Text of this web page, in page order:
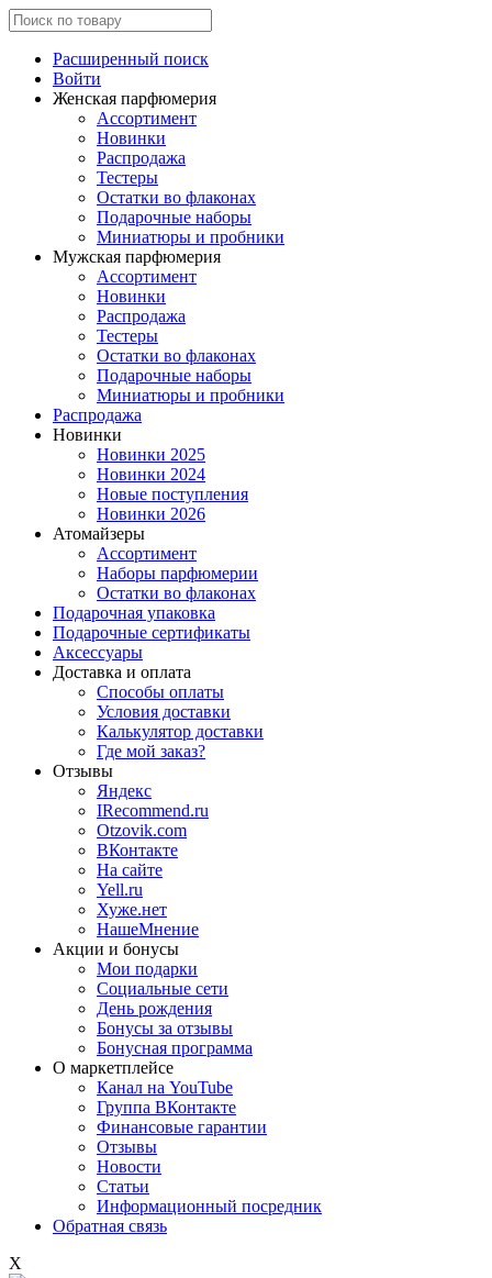
Расширенный поиск
Войти
Женская парфюмерия
Ассортимент
Новинки
Распродажа
Тестеры
Остатки во флаконах
Подарочные наборы
Миниатюры и пробники
Мужская парфюмерия
Ассортимент
Новинки
Распродажа
Тестеры
Остатки во флаконах
Подарочные наборы
Миниатюры и пробники
Распродажа
Новинки
Новинки 2025
Новинки 2024
Новые поступления
Новинки 2026
Атомайзеры
Ассортимент
Наборы парфюмерии
Остатки во флаконах
Подарочная упаковка
Подарочные сертификаты
Аксессуары
Доставка и оплата
Способы оплаты
Условия доставки
Калькулятор доставки
Где мой заказ?
Отзывы
Яндекс
IRecommend.ru
Otzovik.com
ВКонтакте
На сайте
Yell.ru
Хуже.нет
НашеМнение
Акции и бонусы
Мои подарки
Социальные сети
День рождения
Бонусы за отзывы
Бонусная программа
О маркетплейсе
Канал на YouTube
Группа ВКонтакте
Финансовые гарантии
Отзывы
Новости
Статьи
Информационный посредник
Обратная связь
X